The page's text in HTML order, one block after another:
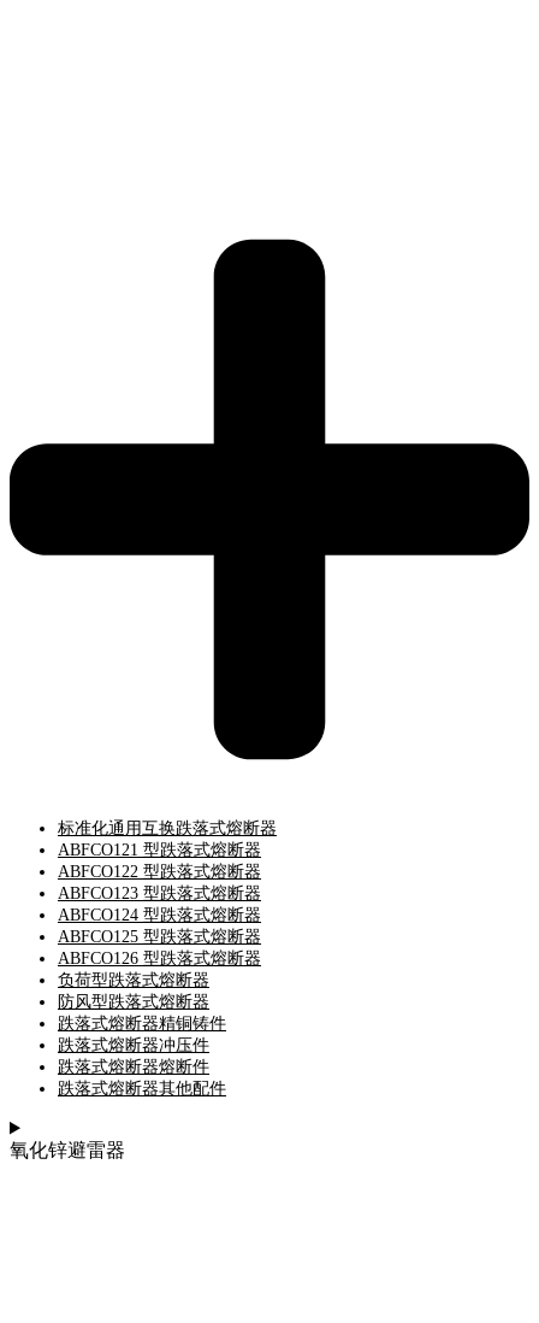
标准化通用互换跌落式熔断器
ABFCO121 型跌落式熔断器
ABFCO122 型跌落式熔断器
ABFCO123 型跌落式熔断器
ABFCO124 型跌落式熔断器
ABFCO125 型跌落式熔断器
ABFCO126 型跌落式熔断器
负荷型跌落式熔断器
防风型跌落式熔断器
跌落式熔断器精铜铸件
跌落式熔断器冲压件
跌落式熔断器熔断件
跌落式熔断器其他配件
氧化锌避雷器